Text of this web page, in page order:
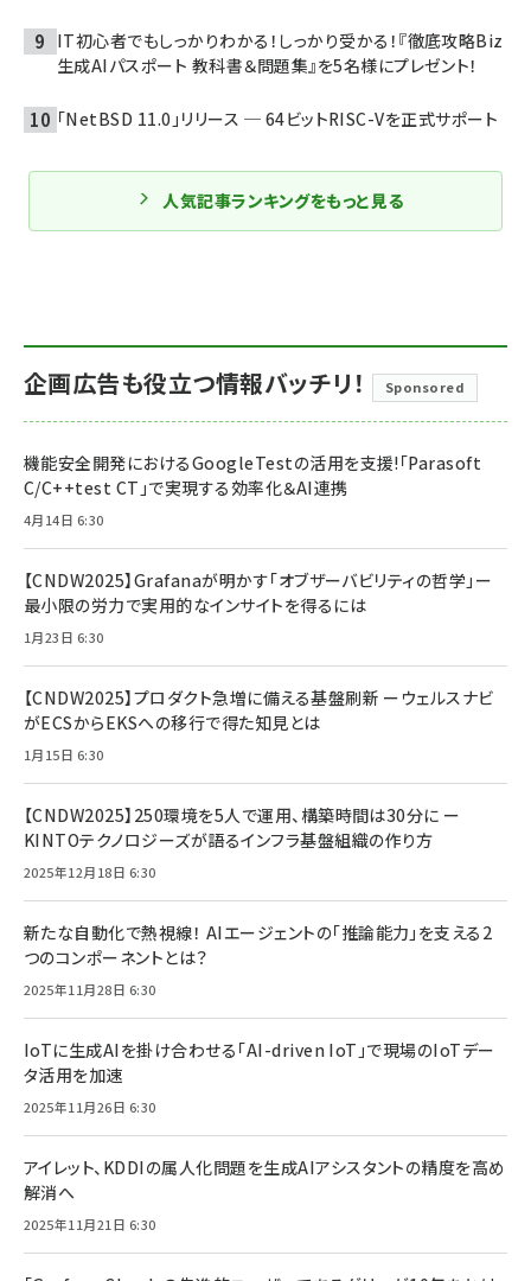
IT初心者でもしっかりわかる！しっかり受かる！『徹底攻略Biz
生成AIパスポート 教科書＆問題集』を5名様にプレゼント！
「NetBSD 11.0」リリース ─ 64ビットRISC-Vを正式サポート
人気記事ランキングをもっと見る
企画広告も役立つ情報バッチリ！ Sponsored
機能安全開発におけるGoogleTestの活用を支援!「Parasoft
C/C++test CT」で実現する効率化＆AI連携
4月14日 6:30
【CNDW2025】Grafanaが明かす「オブザーバビリティの哲学」ー
最小限の労力で実用的なインサイトを得るには
1月23日 6:30
【CNDW2025】プロダクト急増に備える基盤刷新 ーウェルスナビ
がECSからEKSへの移行で得た知見とは
1月15日 6:30
【CNDW2025】250環境を5人で運用、構築時間は30分に ー
KINTOテクノロジーズが語るインフラ基盤組織の作り方
2025年12月18日 6:30
新たな自動化で熱視線！ AIエージェントの「推論能力」を支える2
つのコンポーネントとは？
2025年11月28日 6:30
IoTに生成AIを掛け合わせる「AI-driven IoT」で現場のIoTデー
タ活用を加速
2025年11月26日 6:30
アイレット、KDDIの属人化問題を生成AIアシスタントの精度を高め
解消へ
2025年11月21日 6:30